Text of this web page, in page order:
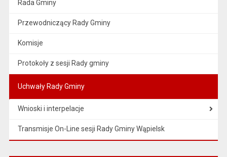
Rada Gminy
Przewodniczący Rady Gminy
Komisje
Protokoły z sesji Rady gminy
Uchwały Rady Gminy
Wnioski i interpelacje
Transmisje On-Line sesji Rady Gminy Wąpielsk